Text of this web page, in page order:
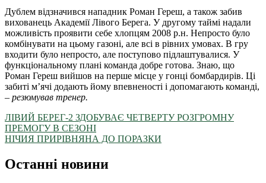
Дублем відзначився нападник Роман Гереш, а також забив
вихованець Академії Лівого Берега. У другому таймі надали
можливість проявити себе хлопцям 2008 р.н. Непросто було
комбінувати на цьому газоні, але всі в рівних умовах. В гру
входити було непросто, але поступово підлаштувалися. У
функціональному плані команда добре готова. Знаю, що
Роман Гереш вийшов на перше місце у гонці бомбардирів. Ці
забиті м’ячі додають йому впевненості і допомагають команді,
– резюмував тренер.
ЛІВИЙ БЕРЕГ-2 ЗДОБУВАЄ ЧЕТВЕРТУ РОЗГРОМНУ
ПРЕМОГУ В СЕЗОНІ
НІЧИЯ ПРИРІВНЯНА ДО ПОРАЗКИ
Останні новини